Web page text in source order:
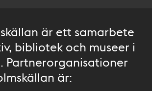
är ett samarbete
bibliotek och museer i
Partnerorganisationer
är: